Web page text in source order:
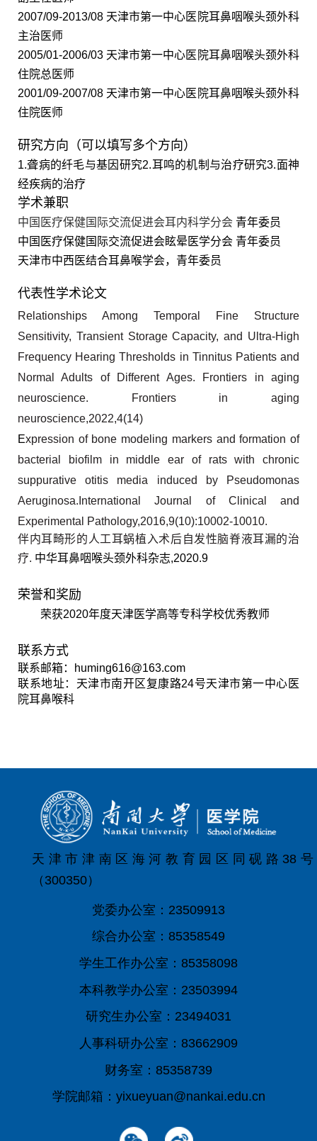
2007/09-2013/08 天津市第一中心医院耳鼻咽喉头颈外科
主治医师
2005/01-2006/03 天津市第一中心医院耳鼻咽喉头颈外科
住院总医师
2001/09-2007/08 天津市第一中心医院耳鼻咽喉头颈外科
住院医师
研究方向（可以填写多个方向）
1.聋病的纤毛与基因研究2.耳鸣的机制与治疗研究3.面神
经疾病的治疗
学术兼职
中国医疗保健国际交流促进会耳内科学分会 青年委员
中国医疗保健国际交流促进会眩晕医学分会 青年委员
天津市中西医结合耳鼻喉学会，青年委员
代表性学术论文
Relationships Among Temporal Fine
Structure
Sensitivity, Transient Storage Capacity, and Ultra-High
Frequency Hearing Thresholds in Tinnitus Patients and
Normal Adults
of Different Ages.
Frontiers in aging
neuroscience.
Frontiers in aging
neuroscience,2022,4(14)
Expression of bone modeling markers and formation of
bacterial biofilm in middle ear of rats with chronic
suppurative otitis media induced by Pseudomonas
Aeruginosa.International Journal of Clinical and
Experimental Pathology,2016,9(10):10002-10010.
伴内耳畸形的人工耳蜗植入术后自发性脑脊液耳漏的治
疗. 中华耳鼻咽喉头颈外科杂志,2020.9
荣誉和奖励
荣获2020年度天津医学高等专科学校优秀教师
联系方式
联系邮箱：
huming616@163.com
联系地址：天津市南开区复康路24号天津市第一中心医
院耳鼻喉科
天津市津南区海河教育园区同砚路38号
（300350）
党委办公室：23509913
综合办公室：85358549
学生工作办公室：85358098
本科教学办公室：23503994
研究生办公室：23494031
人事科研办公室：83662909
财务室：85358739
学院邮箱：yixueyuan@nankai.edu.cn